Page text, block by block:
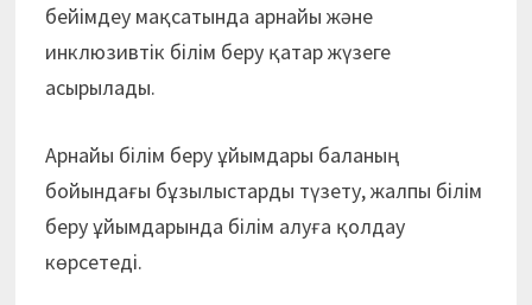
бейімдеу мақсатында арнайы және
инклюзивтік білім беру қатар жүзеге
асырылады.
Арнайы білім беру ұйымдары баланың
бойындағы бұзылыстарды түзету, жалпы білім
беру ұйымдарында білім алуға қолдау
көрсетеді.